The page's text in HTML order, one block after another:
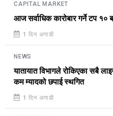
CAPITAL MARKET
आज सर्वाधिक कारोबार गर्ने टप
1 दिन अगाडी
NEWS
यातायात विभागले रोकिएका सबै
कम म्यादको छपाई स्थगित
1 दिन अगाडी